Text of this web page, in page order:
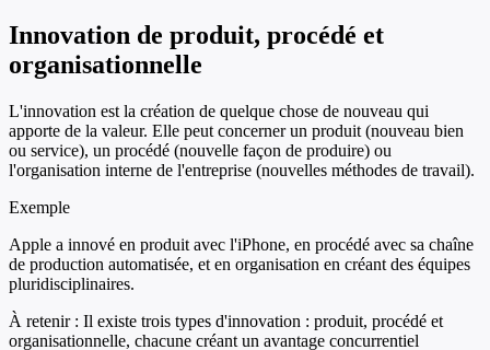
Innovation de produit, procédé et
organisationnelle
L'innovation est la création de quelque chose de nouveau qui
apporte de la valeur. Elle peut concerner un produit (nouveau bien
ou service), un procédé (nouvelle façon de produire) ou
l'organisation interne de l'entreprise (nouvelles méthodes de travail).
Exemple
Apple a innové en produit avec l'iPhone, en procédé avec sa chaîne
de production automatisée, et en organisation en créant des équipes
pluridisciplinaires.
À retenir : Il existe trois types d'innovation : produit, procédé et
organisationnelle, chacune créant un avantage concurrentiel